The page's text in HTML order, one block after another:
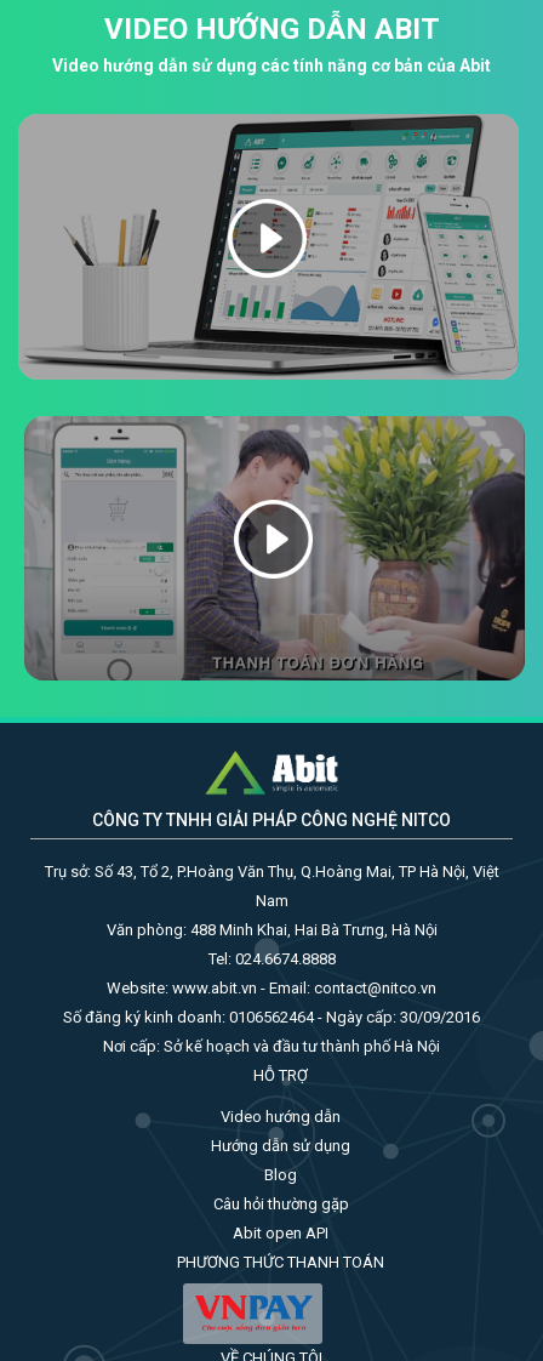
VIDEO HƯỚNG DẪN ABIT
Video hướng dẫn sử dụng các tính năng cơ bản của Abit
CÔNG TY TNHH GIẢI PHÁP CÔNG NGHỆ NITCO
Trụ sở: Số 43, Tổ 2, P.Hoàng Văn Thụ, Q.Hoàng Mai, TP Hà Nội, Việt
Nam
Văn phòng: 488 Minh Khai, Hai Bà Trưng, Hà Nội
Tel: 024.6674.8888
Website: www.abit.vn - Email: contact@nitco.vn
Số đăng ký kinh doanh: 0106562464 - Ngày cấp: 30/09/2016
Nơi cấp: Sở kế hoạch và đầu tư thành phố Hà Nội
HỖ TRỢ
Video hướng dẫn
Hướng dẫn sử dụng
Blog
Câu hỏi thường gặp
Abit open API
PHƯƠNG THỨC THANH TOÁN